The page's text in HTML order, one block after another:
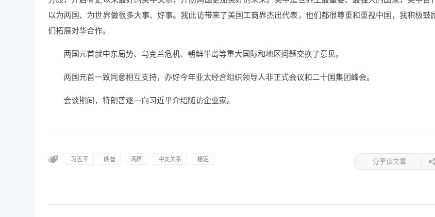
以为两国、为世界做很多大事、好事。我此访带来了美国工商界杰出代表，他们都很尊重和重视中国，我积极鼓
们拓展对华合作。
两国元首就中东局势、乌克兰危机、朝鲜半岛等重大国际和地区问题交换了意见。
两国元首一致同意相互支持，办好今年亚太经合组织领导人非正式会议和二十国集团峰会。
会谈期间，特朗普逐一向习近平介绍随访企业家。
习近平 朗普 两国 中美关系 稳定 分享该文章